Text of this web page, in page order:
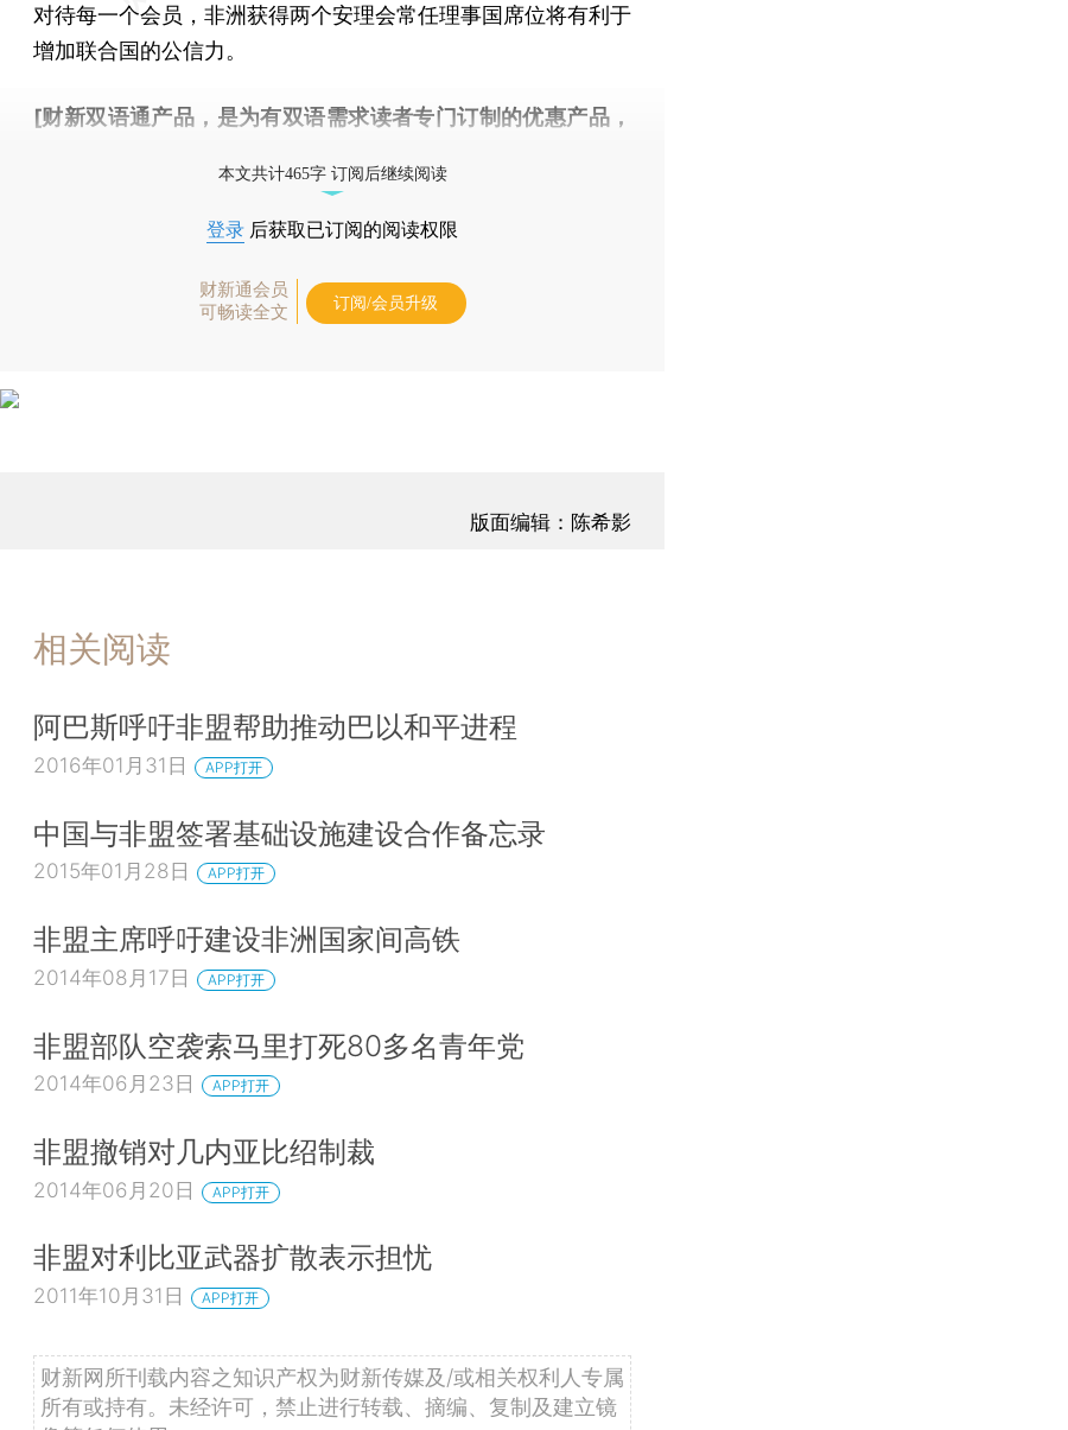
对待每一个会员，非洲获得两个安理会常任理事国席位将有利于
增加联合国的公信力。
[财新双语通产品，是为有双语需求读者专门订制的优惠产品，
本文共计465字 订阅后继续阅读
登录 后获取已订阅的阅读权限
财新通会员
可畅读全文
订阅/会员升级
版面编辑：陈希影
相关阅读
阿巴斯呼吁非盟帮助推动巴以和平进程
2016年01月31日 APP打开
中国与非盟签署基础设施建设合作备忘录
2015年01月28日 APP打开
非盟主席呼吁建设非洲国家间高铁
2014年08月17日 APP打开
非盟部队空袭索马里打死80多名青年党
2014年06月23日 APP打开
非盟撤销对几内亚比绍制裁
2014年06月20日 APP打开
非盟对利比亚武器扩散表示担忧
2011年10月31日 APP打开
财新网所刊载内容之知识产权为财新传媒及/或相关权利人专属
所有或持有。未经许可，禁止进行转载、摘编、复制及建立镜